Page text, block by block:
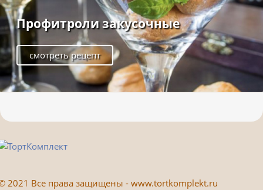
Профитроли закусочные
смотреть рецепт
2021 Все права защищены - www.tortkomplekt.ru